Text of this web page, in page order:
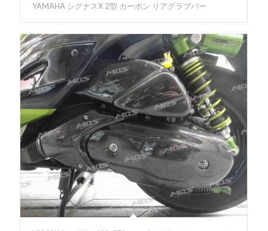
YAMAHA シグナスX 2型 カーボン リアグラブバー